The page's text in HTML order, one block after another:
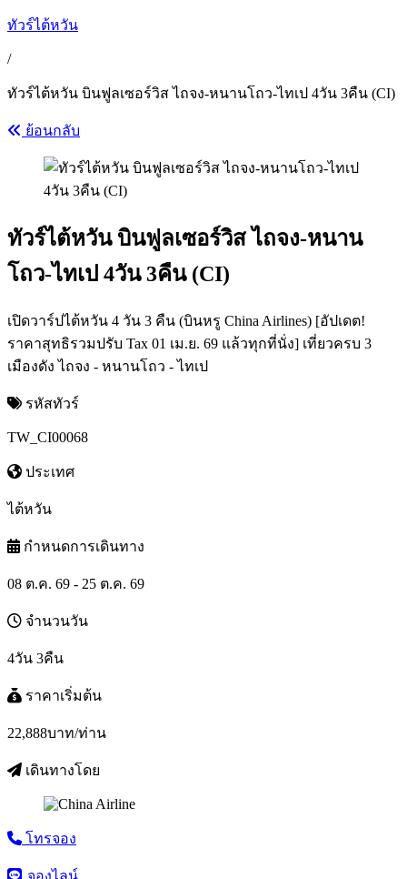
ทัวร์ไต้หวัน
/
ทัวร์ไต้หวัน บินฟูลเซอร์วิส ไถจง-หนานโถว-ไทเป 4วัน 3คืน (CI)
ย้อนกลับ
ทัวร์ไต้หวัน บินฟูลเซอร์วิส ไถจง-หนาน
โถว-ไทเป 4วัน 3คืน (CI)
เปิดวาร์ปไต้หวัน 4 วัน 3 คืน (บินหรู China Airlines) [อัปเดต!
ราคาสุทธิรวมปรับ Tax 01 เม.ย. 69 แล้วทุกที่นั่ง] เที่ยวครบ 3
เมืองดัง ไถจง - หนานโถว - ไทเป
รหัสทัวร์
TW_CI00068
ประเทศ
ไต้หวัน
กำหนดการเดินทาง
08 ต.ค. 69 - 25 ต.ค. 69
จำนวนวัน
4วัน 3คืน
ราคาเริ่มต้น
22,888บาท/ท่าน
เดินทางโดย
โทรจอง
จองไลน์